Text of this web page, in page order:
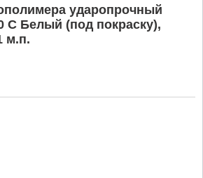
ударопрочный
C Белый (под покраску),
м.п.